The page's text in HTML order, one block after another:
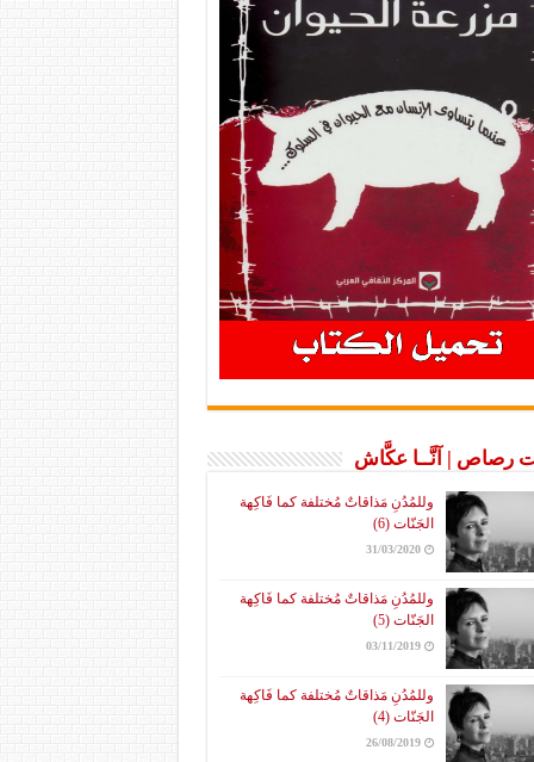
رصاص | آنَّــا عكَّاش
وللمُدُنِ مَذاقاتٌ مُختلفة كما فَاكِهة
الجَنّات (6)
31/03/2020
وللمُدُنِ مَذاقاتٌ مُختلفة كما فَاكِهة
الجَنّات (5)
03/11/2019
وللمُدُنِ مَذاقاتٌ مُختلفة كما فَاكِهة
الجَنّات (4)
26/08/2019